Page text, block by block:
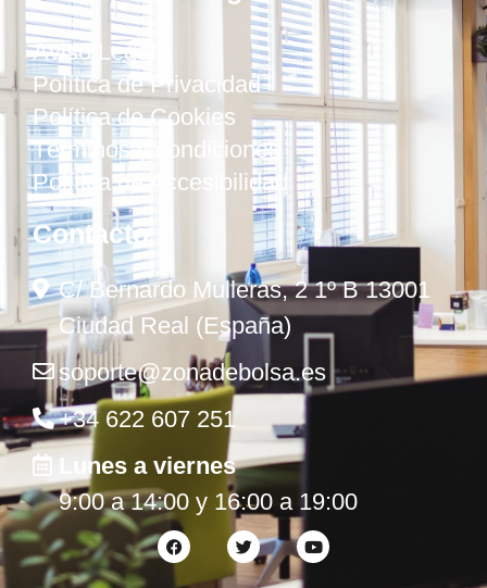
Aviso Legal
Política de Privacidad
Política de Cookies
Términos y condiciones
Política de Accesibilidad
Contacto
C/ Bernardo Mulleras, 2 1º B 13001
Ciudad Real (España)
soporte@zonadebolsa.es
+34 622 607 251
Lunes a viernes
9:00 a 14:00 y 16:00 a 19:00